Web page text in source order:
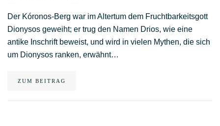
Der Kóronos-Berg war im Altertum dem Fruchtbarkeitsgott
Dionysos geweiht; er trug den Namen Drios, wie eine
antike Inschrift beweist, und wird in vielen Mythen, die sich
um Dionysos ranken, erwähnt…
ZUM BEITRAG